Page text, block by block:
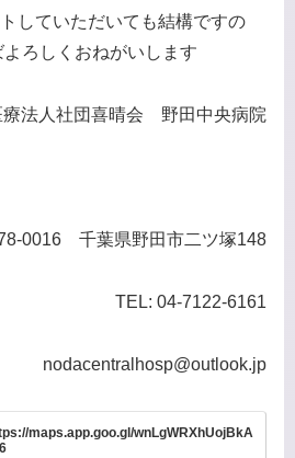
していただいても結構ですの
ろしくおねがいします
療法人社団喜晴会 野田中央病院
0016 千葉県野田市二ツ塚148
TEL: 04-7122-6161
nodacentralhosp@outlook.jp
maps.app.goo.gl/wnLgWRXhUojBkA